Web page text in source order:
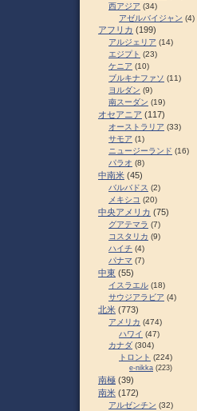
西アジア (34)
アゼルバイジャン (4)
アフリカ (199)
アルジェリア (14)
エジプト (23)
ケニア (10)
ブルキナファソ (11)
ヨルダン (9)
南スーダン (19)
オセアニア (117)
オーストラリア (33)
サモア (1)
ニュージーランド (16)
パラオ (8)
中南米 (45)
バルバドス (2)
メキシコ (20)
中央アメリカ (75)
グアテマラ (7)
コスタリカ (9)
ハイチ (4)
パナマ (7)
中東 (55)
イスラエル (18)
サウジアラビア (4)
北米 (773)
アメリカ (474)
ハワイ (47)
カナダ (304)
トロント (224)
e-nikka (223)
南極 (39)
南米 (172)
アルゼンチン (32)